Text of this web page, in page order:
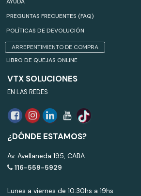
AYUDA
PREGUNTAS FRECUENTES (FAQ)
POLÍTICAS DE DEVOLUCIÓN
ARREPENTIMIENTO DE COMPRA
LIBRO DE QUEJAS ONLINE
VTX SOLUCIONES
EN LAS REDES
¿DÓNDE ESTAMOS?
Av. Avellaneda 195, CABA
116-559-5929
Lunes a viernes de 10:30hs a 19hs